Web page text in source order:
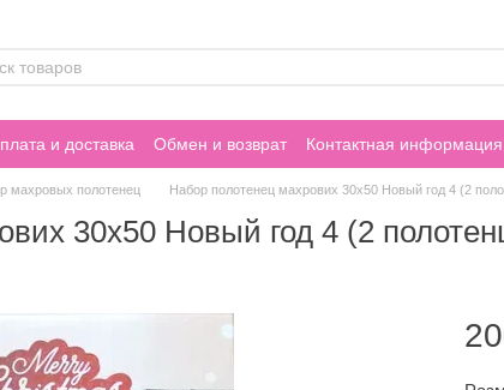
и доставка Обмен и возврат Контактная информация
махровых полотенец Набор полотенец махрових 30х50 Новый год 4 (2
30х50 Новый год 4 (2